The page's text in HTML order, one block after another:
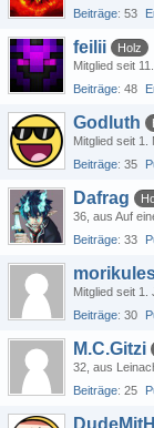
Beiträge 53
feilii
Holz
Mitglied seit
Beiträge 48
Godluth
Mitglied seit 1.
Beiträge 35
Dafrag
36 aus Auf
Beiträge 33
Mitglied seit 1.
Beiträge 30
M.C.Gitzi
32 aus
Beiträge 25